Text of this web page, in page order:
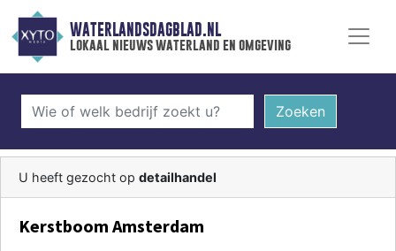
WATERLANDSDAGBLAD.NL
lokaal nieuws waterland en omgeving
Zoeken
U heeft gezocht op detailhandel
Kerstboom Amsterdam